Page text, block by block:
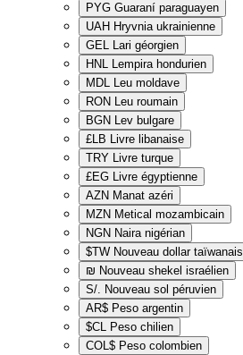
PYG Guaraní paraguayen
UAH Hryvnia ukrainienne
GEL Lari géorgien
HNL Lempira hondurien
MDL Leu moldave
RON Leu roumain
BGN Lev bulgare
£LB Livre libanaise
TRY Livre turque
£EG Livre égyptienne
AZN Manat azéri
MZN Metical mozambicain
NGN Naira nigérian
$TW Nouveau dollar taïwanais
₪ Nouveau shekel israélien
S/. Nouveau sol péruvien
AR$ Peso argentin
$CL Peso chilien
COL$ Peso colombien